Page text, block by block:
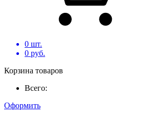
0 шт.
0 руб.
Корзина товаров
Всего:
Оформить